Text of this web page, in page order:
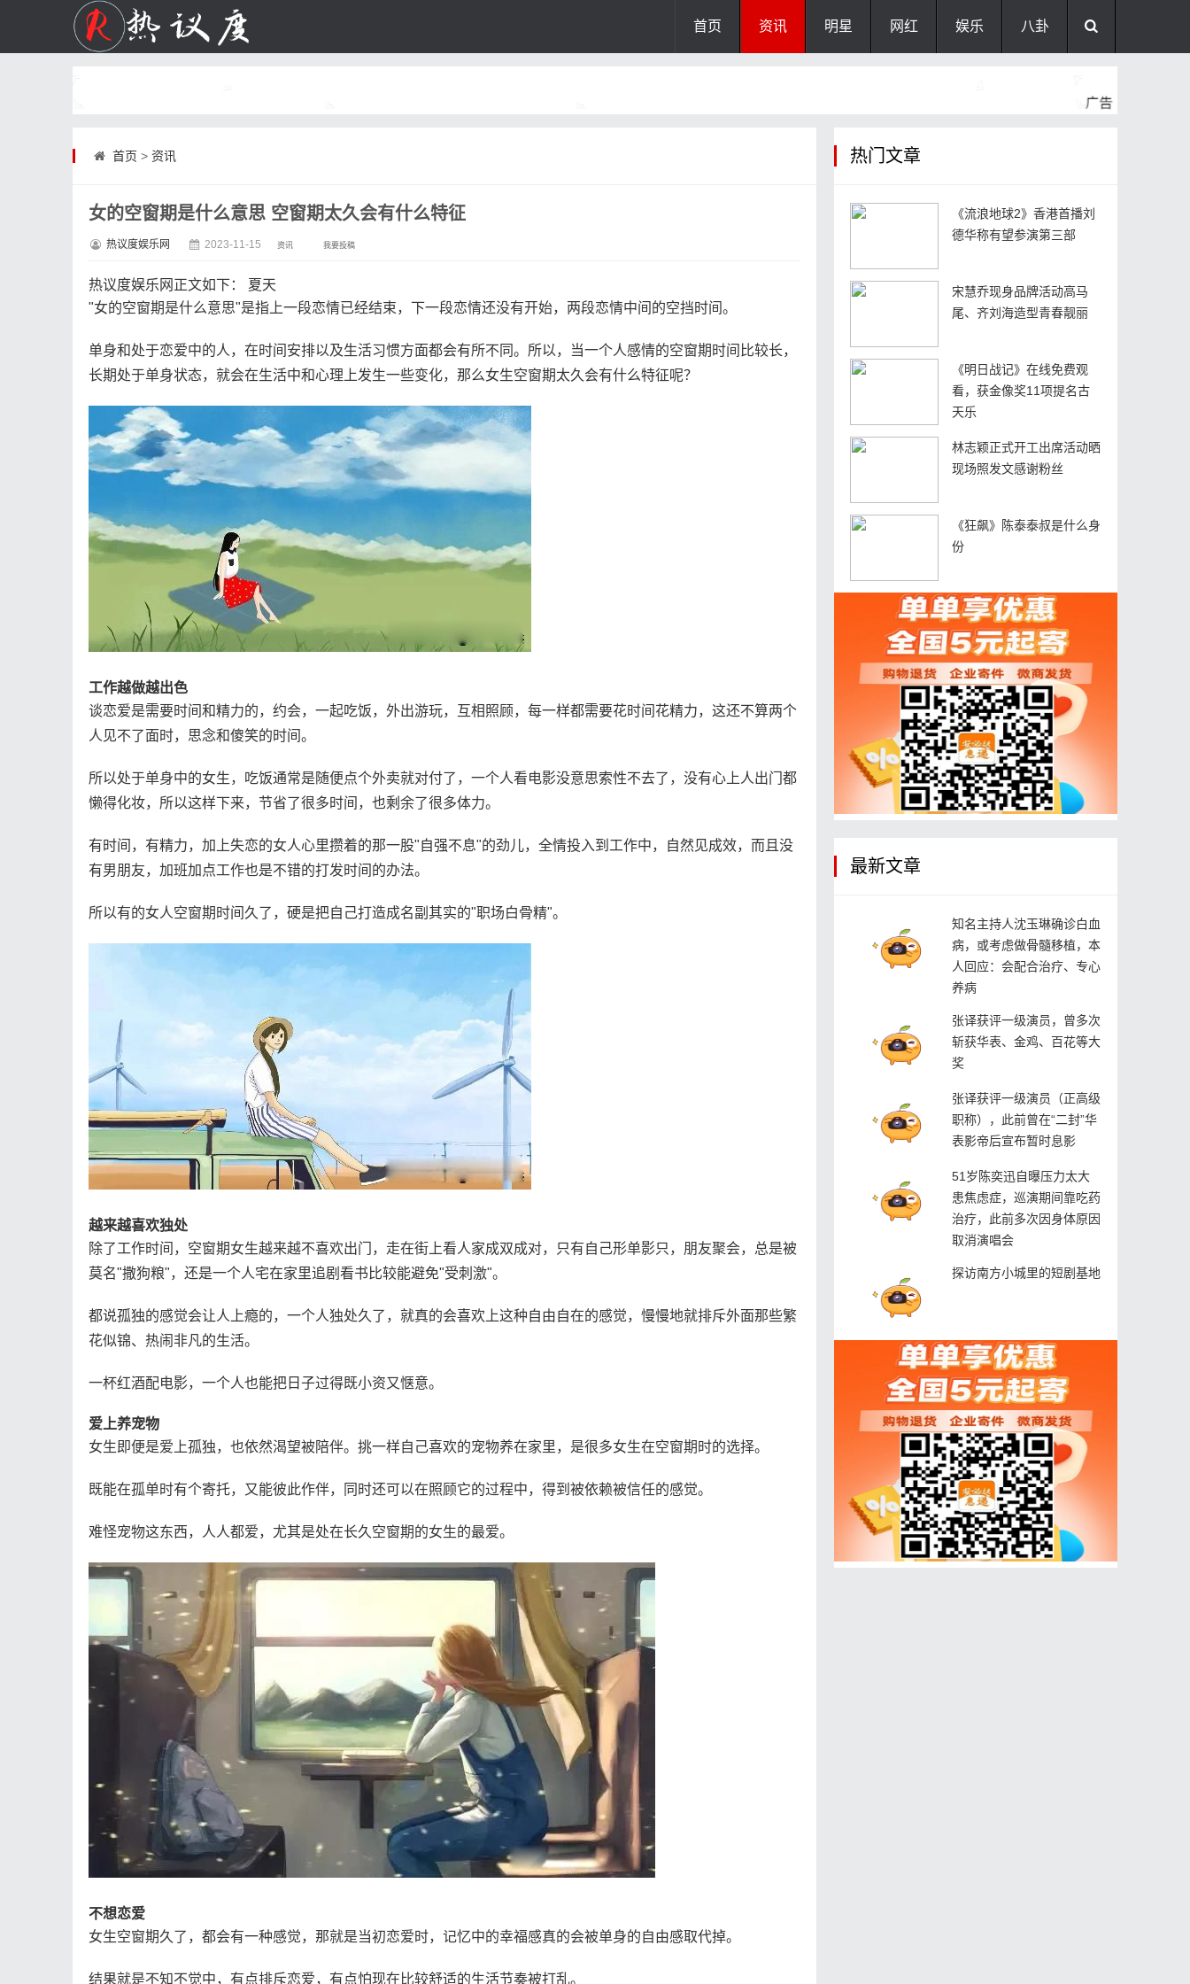
首页 资讯 明星 网红 娱乐 八卦
首页 > 资讯
女的空窗期是什么意思 空窗期太久会有什么特征
热议度娱乐网 2023-11-15 资讯 我要投稿
热议度娱乐网 正文如下：
夏天
"女的空窗期是什么意思"是指上一段恋情已经结束，下一段恋情还没有开始，两段恋情中间的空挡时间。
单身和处于恋爱中的人，在时间安排以及生活习惯方面都会有所不同。所以，当一个人感情的空窗期时间比较长，
长期处于单身状态，就会在生活中和心理上发生一些变化，那么女生空窗期太久会有什么特征呢？
工作越做越出色
谈恋爱是需要时间和精力的，约会，一起吃饭，外出游玩，互相照顾，每一样都需要花时间花精力，这还不算两个
人见不了面时，思念和傻笑的时间。
所以处于单身中的女生，吃饭通常是随便点个外卖就对付了，一个人看电影没意思索性不去了，没有心上人出门都
懒得化妆，所以这样下来，节省了很多时间，也剩余了很多体力。
有时间，有精力，加上失恋的女人心里攒着的那一股"自强不息"的劲儿，全情投入到工作中，自然见成效，而且没
有男朋友，加班加点工作也是不错的打发时间的办法。
所以有的女人空窗期时间久了，硬是把自己打造成名副其实的"职场白骨精"。
越来越喜欢独处
除了工作时间，空窗期女生越来越不喜欢出门，走在街上看人家成双成对，只有自己形单影只，朋友聚会，总是被
莫名"撒狗粮"，还是一个人宅在家里追剧看书比较能避免"受刺激"。
都说孤独的感觉会让人上瘾的，一个人独处久了，就真的会喜欢上这种自由自在的感觉，慢慢地就排斥外面那些繁
花似锦、热闹非凡的生活。
一杯红酒配电影，一个人也能把日子过得既小资又惬意。
爱上养宠物
女生即便是爱上孤独，也依然渴望被陪伴。挑一样自己喜欢的宠物养在家里，是很多女生在空窗期时的选择。
既能在孤单时有个寄托，又能彼此作伴，同时还可以在照顾它的过程中，得到被依赖被信任的感觉。
难怪宠物这东西，人人都爱，尤其是处在长久空窗期的女生的最爱。
不想恋爱
女生空窗期久了，都会有一种感觉，那就是当初恋爱时，记忆中的幸福感真的会被单身的自由感取代掉。
结果就是不知不觉中，有点排斥恋爱，有点怕现在比较舒适的生活节奏被打乱。
热门文章
《流浪地球2》香港首播刘
德华称有望参演第三部
宋慧乔现身品牌活动高马
尾、齐刘海造型青春靓丽
《明日战记》在线免费观
看，获金像奖11项提名古
天乐
林志颖正式开工出席活动晒
现场照发文感谢粉丝
《狂飙》陈泰泰叔是什么身
份
最新文章
知名主持人沈玉琳确诊白血
病，或考虑做骨髓移植，本
人回应：会配合治疗、专心
养病
张译获评一级演员，曾多次
斩获华表、金鸡、百花等大
奖
张译获评一级演员（正高级
职称），此前曾在“二封”华
表影帝后宣布暂时息影
51岁陈奕迅自曝压力太大
患焦虑症，巡演期间靠吃药
治疗，此前多次因身体原因
取消演唱会
探访南方小城里的短剧基地